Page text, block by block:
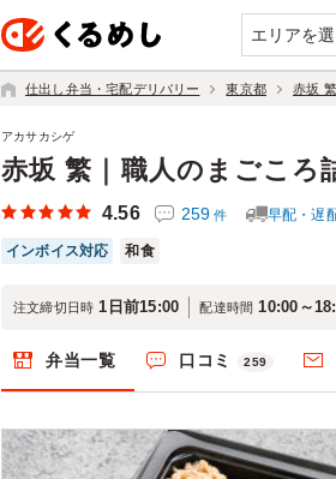
エリアを
仕出し弁当・宅配デリバリー 東京都 赤坂
赤坂 繁｜職人のまごころ
アカサカシゲ
4.56 259 件 早配・遅
インボイス対応 和食
注文締切日時 1日前15:00 配達時間 10:00～
弁当一覧 口コミ 259